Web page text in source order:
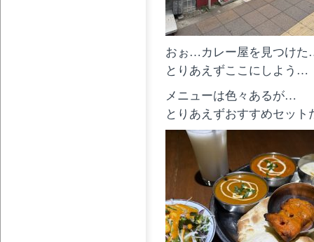
おぉ…カレー屋を見つけ
とりあえずここにしよう…
メニューは色々あるが…
とりあえずおすすめセッ